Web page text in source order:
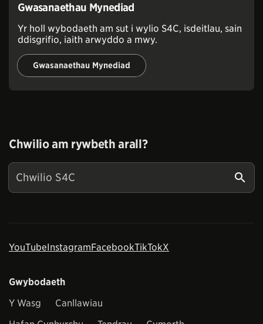
Gwasanaethau Mynediad
Yr holl wybodaeth am sut i wylio S4C, isdeitlau, sain
ddisgrifio, iaith arwyddo a mwy.
Gwasanaethau Mynediad
Chwilio am rywbeth arall?
YouTubeInstagramFacebookTikTokX
Gwybodaeth
Y Wasg
Canllawiau